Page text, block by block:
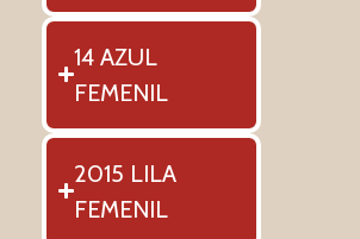
14 AZUL
FEMENIL
2015 LILA
FEMENIL